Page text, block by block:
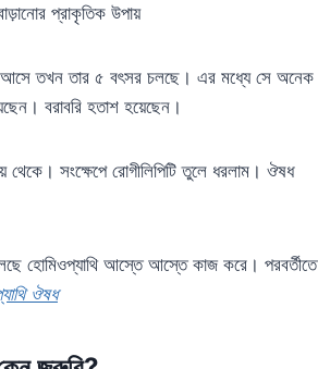
প্রাকৃতিক উপায়
আসে তখন তার ৫ বৎসর চলছে। এর মধ্যে সে অনেক
বরাবরি হতাশ হয়েছেন।
সংক্ষেপে রোগীলিপিটি তুলে ধরলাম। ঔষধ
হোমিওপ্যাথি আস্তে আস্তে কাজ করে। পরবর্তীতে
ঔষধ